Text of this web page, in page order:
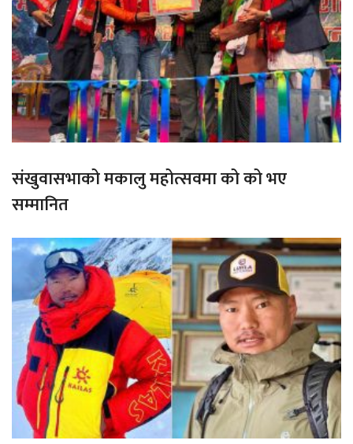
संखुवासभाको मकालु महोत्सवमा को को भए
सम्मानित